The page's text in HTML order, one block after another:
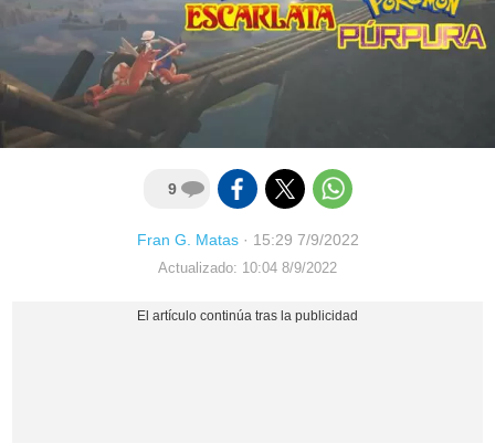
9
Fran G. Matas· 15:29 7/9/2022
Actualizado: 10:04 8/9/2022